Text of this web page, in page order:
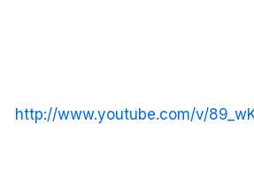
http://www.youtube.com/v/